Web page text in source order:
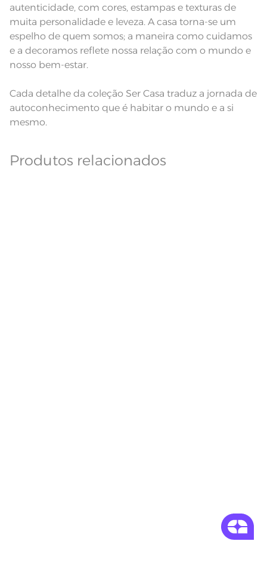
autenticidade, com cores, estampas e texturas de
muita personalidade e leveza. A casa torna-se um
espelho de quem somos; a maneira como cuidamos
e a decoramos reflete nossa relação com o mundo e
nosso bem-estar.
Cada detalhe da coleção Ser Casa traduz a jornada de
autoconhecimento que é habitar o mundo e a si
mesmo.
Produtos relacionados